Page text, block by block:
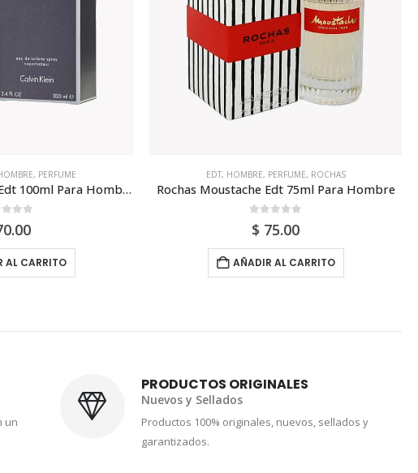
, PERFUME
Calvin Klein Eternity Edt 100ml Para Hombre
AL CARRITO
EDT, HOMBRE, PERFUME, ROCHAS
Rochas Moustache Edt 75ml Para Hombre
$ 75.00
AÑADIR AL CARRITO
un
PRODUCTOS ORIGINALES
Nuevos y Sellados
Productos 100% originales, nuevos, sellados y
garantizados.